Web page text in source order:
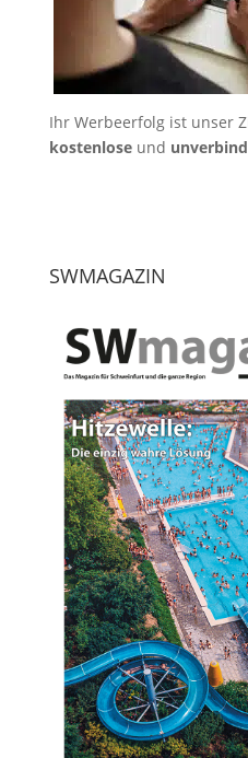
Ihr Werbeerfolg ist unser
kostenloseund
SWMAGAZIN